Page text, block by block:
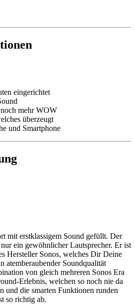
eingerichtet
noch mehr WOW
überzeugt
und Smartphone
mit erstklassigem Sound gefüllt. Der
ein gewöhnlicher Lautsprecher. Er ist
Hersteller Sonos, welches Dir Deine
Soundqualität
von gleich mehreren Sonos Era
Erlebnis, welchen so noch nie da
und die smarten Funktionen runden
so richtig ab.